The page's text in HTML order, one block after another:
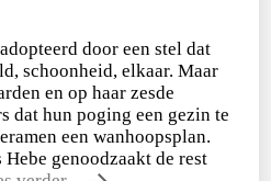
door een stel dat
schoonheid, elkaar. Maar
en op haar zesde
dat hun poging een gezin te
een wanhoopsplan.
genoodzaakt de rest